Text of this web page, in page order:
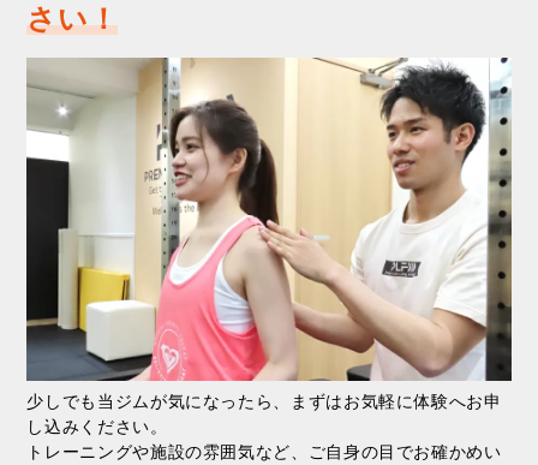
さい！
少しでも当ジムが気になったら、まずはお気軽に体験へお申
し込みください。
トレーニングや施設の雰囲気など、ご自身の目でお確かめい